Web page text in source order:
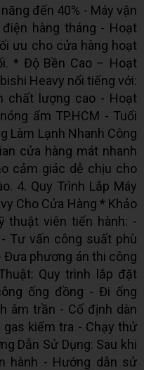
đến 40% - Máy vận
hàng tháng - Hoạt
ưu cho cửa hàng hoạt
* Độ Bền Cao – Hoạt
Heavy nổi tiếng với:
chất lượng cao - Hoạt
ẩm TP.HCM - Tuổi
Làm Lạnh Nhanh Công
cửa hàng mát nhanh
cảm giác dễ chịu cho
4. Quy Trình Lắp Máy
Cho Cửa Hàng * Khảo
thuật viên tiến hành: -
Tư vấn công suất phù
Đưa phương án thi công
Quy trình lắp đặt
ống đồng - Đi ống
âm trần - Cố định dàn
kiểm tra - Chạy thử
Dẫn Sử Dụng: Sau khi
hành - Hướng dẫn sử